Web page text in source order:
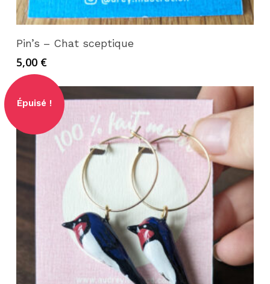
Lire la suite
Pin’s – Chat sceptique
5,00 €